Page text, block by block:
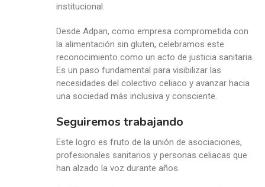
institucional.
Desde Adpan, como empresa comprometida con
la alimentación sin gluten, celebramos este
reconocimiento como un acto de justicia sanitaria.
Es un paso fundamental para visibilizar las
necesidades del colectivo celiaco y avanzar hacia
una sociedad más inclusiva y consciente.
Seguiremos trabajando
Este logro es fruto de la unión de asociaciones,
profesionales sanitarios y personas celiacas que
han alzado la voz durante años.